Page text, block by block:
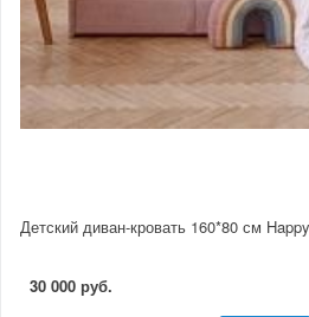
Детский диван-кровать 160*80 см
30 000 руб.